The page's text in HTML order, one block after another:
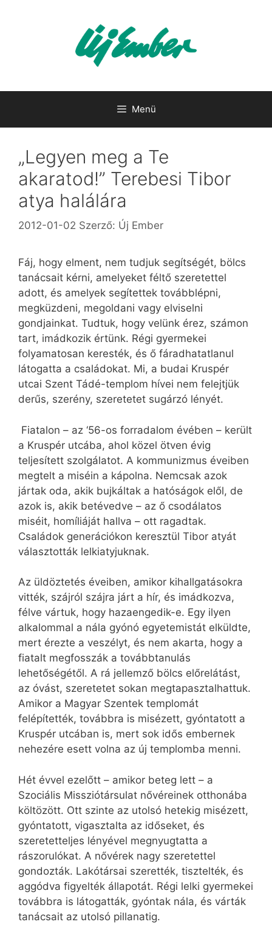
Menü
„Legyen meg a Te
akaratod!” Terebesi Tibor
atya halálára
2012-01-02 Szerző: Új Ember
Fáj, hogy elment, nem tudjuk segítségét, bölcs
tanácsait kérni, amelyeket féltő szeretettel
adott, és amelyek segítettek továbblépni,
megküzdeni, megoldani vagy elviselni
gondjainkat. Tudtuk, hogy velünk érez, számon
tart, imádkozik értünk. Régi gyermekei
folyamatosan keresték, és ő fáradhatatlanul
látogatta a családokat. Mi, a budai Kruspér
utcai Szent Tádé-templom hívei nem felejtjük
derűs, szerény, szeretetet sugárzó lényét.
Fiatalon – az ‘56-os forradalom évében – került
a Kruspér utcába, ahol közel ötven évig
teljesített szolgálatot. A kommunizmus éveiben
megtelt a miséin a kápolna. Nemcsak azok
jártak oda, akik bujkáltak a hatóságok elől, de
azok is, akik betévedve – az ő csodálatos
miséit, homíliáját hallva – ott ragadtak.
Családok generációkon keresztül Tibor atyát
választották lelkiatyjuknak.
Az üldöztetés éveiben, amikor kihallgatásokra
vitték, szájról szájra járt a hír, és imádkozva,
félve vártuk, hogy hazaengedik-e. Egy ilyen
alkalommal a nála gyónó egyetemistát elküldte,
mert érezte a veszélyt, és nem akarta, hogy a
fiatalt megfosszák a továbbtanulás
lehetőségétől. A rá jellemző bölcs előrelátást,
az óvást, szeretetet sokan megtapasztalhattuk.
Amikor a Magyar Szentek templomát
felépítették, továbbra is misézett, gyóntatott a
Kruspér utcában is, mert sok idős embernek
nehezére esett volna az új templomba menni.
Hét évvel ezelőtt – amikor beteg lett – a
Szociális Missziótársulat nővéreinek otthonába
költözött. Ott szinte az utolsó hetekig misézett,
gyóntatott, vigasztalta az időseket, és
szeretetteljes lényével megnyugtatta a
rászorulókat. A nővérek nagy szeretettel
gondozták. Lakótársai szerették, tisztelték, és
aggódva figyelték állapotát. Régi lelki gyermekei
továbbra is látogatták, gyóntak nála, és várták
tanácsait az utolsó pillanatig.